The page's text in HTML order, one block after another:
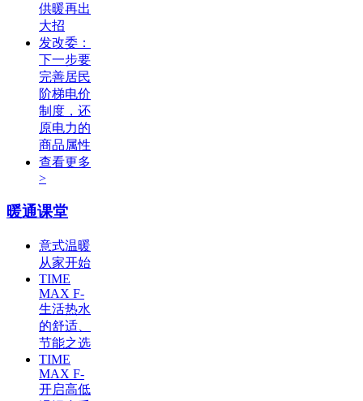
供暖再出
大招
发改委：
下一步要
完善居民
阶梯电价
制度，还
原电力的
商品属性
查看更多
>
暖通课堂
意式温暖
从家开始
TIME
MAX F-
生活热水
的舒适、
节能之选
TIME
MAX F-
开启高低